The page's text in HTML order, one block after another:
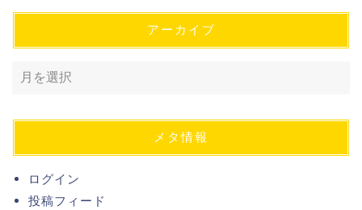
アーカイブ
メタ情報
ログイン
投稿フィード